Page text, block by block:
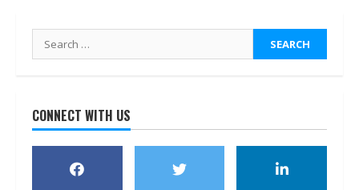
Search
for:
CONNECT WITH US